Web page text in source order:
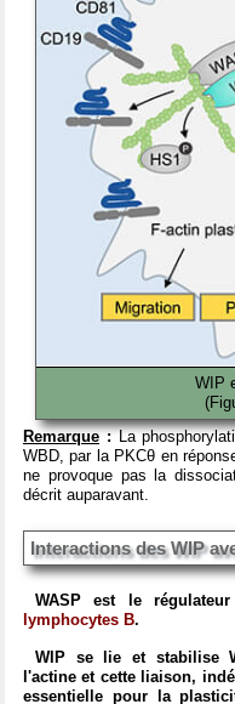
WIP
Remarque:La
WBD, par la PKCθ en
ne provoque pas la
décrit auparavant.
Interactions des WIP
WASP est le
lymphocytes B.
WIP se lie et stabilise
l'actine et cette liaison,
essentielle pour la